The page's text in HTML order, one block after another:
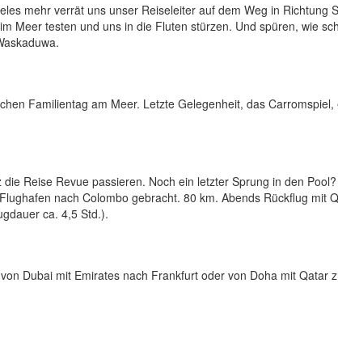
mehr verrät uns unser Reiseleiter auf dem Weg in Richtung
Meer testen und uns in die Fluten stürzen. Und spüren, wie
Familientag am Meer. Letzte Gelegenheit, das Carromspiel,
Reise Revue passieren. Noch ein letzter Sprung in den
nach Colombo gebracht. 80 km. Abends Rückflug mit
ca. 4,5 Std.).
Dubai mit Emirates nach Frankfurt oder von Doha mit Qatar